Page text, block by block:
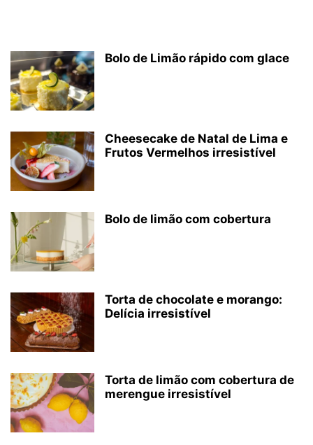
Bolo de Limão rápido com glace
Cheesecake de Natal de Lima e
Frutos Vermelhos irresistível
Bolo de limão com cobertura
Torta de chocolate e morango:
Delícia irresistível
Torta de limão com cobertura de
merengue irresistível